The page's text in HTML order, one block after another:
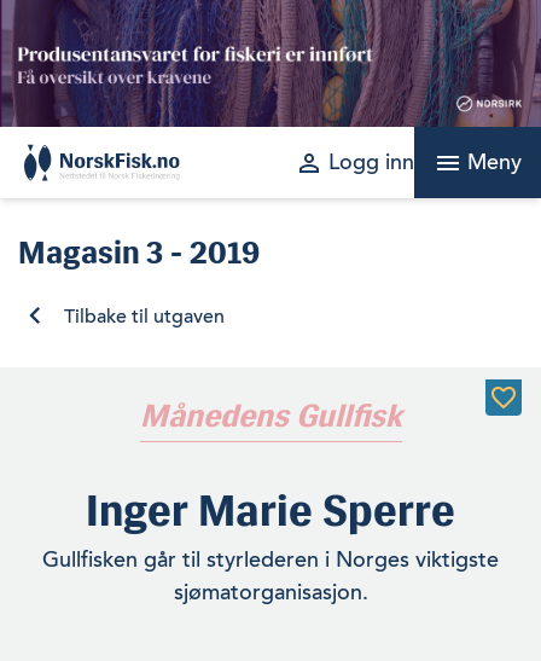
Skip
to
content
perm_identity Logg inn menu Meny
Magasin3 - 2019
Tilbake til utgaven
Månedens Gullfisk
Inger Marie Sperre
Gullfisken går til styrlederen i Norges viktigste
sjømatorganisasjon.